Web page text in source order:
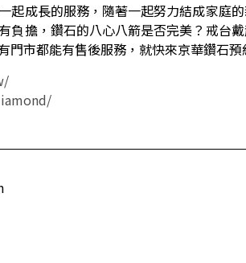
起成長的服務，隨著一起努力結成家庭
負擔，鑽石的八心八箭是否完美？戒台
市都能有售後服務，就快來京華鑽石預